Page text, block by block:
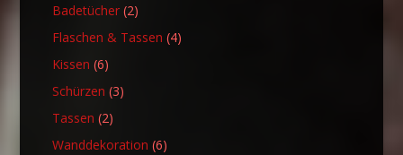
Badetücher 22
Produkte
Flaschen & Tassen 44
Kissen 66
Produkte
Schürzen 33
Tassen 22
Produkte
Wanddekoration 66